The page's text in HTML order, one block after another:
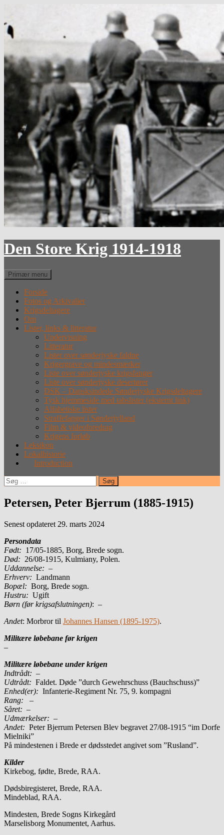
indhold
Den Store Krig 1914-1918
Søg
Primær menu
Forside
Fotos og Arkivalier
Krigsdeltagere
Om
Lister, links & litteratur
Undervisning
Litteratur
Lister over sønderjyske faldne
Krigergrave og mindesmærker
Liste over sønderjyske krigsfanger
Liste over sønderjyske desertører
DSK – Dansksindede Sønderjyske Krigsdeltagere
Tysk hjemmeside med tabslister (eksternt link)
Alfabetiske lister
Straffefanger i Sønderjylland
Film & videoforedrag
Krigens forløb
Leksikon
Lokalhistorie
Introduction
Søg
efter:
Petersen, Peter Bjerrum (1885-1915)
Senest opdateret 29. marts 2024
Persondata
Født: 17/05-1885, Borg, Brede sogn.
Død: 26/08-1915, Kulmiany, Polen.
Uddannelse: –
Erhverv: Landmann
Bopæl: Borg, Brede sogn.
Hustru: Ugift
Børn (før krigsafslutningen): –
Andet: Morbror til Johannes Hansen (1895-1975).
Militære løbebane før krigen
–
Militære løbebane under krigen
Indtrådt: –
Udtrådt: Faldet. Døde ”durch Gewehrschuss (Bauchschuss)”
Enhed(er): Infanterie-Regiment Nr. 75, 9. kompagni
Rang:
–
Såret: –
Udmærkelser: –
Andet: Peter Bjerrum Petersen Blev begravet 27/08-1915 “im Dorfe
Mielniki”
På mindestenen i Brede er dødsstedet angivet som ”Rusland”.
Kilder
Kirkebog, fødte, Brede, RAA.
Dødsbiregisteret, Brede, RAA.
Mindeblad, RAA.
Mindesten, Brede Sogns Kirkegård
Marselisborg Monumentet, Aarhus.